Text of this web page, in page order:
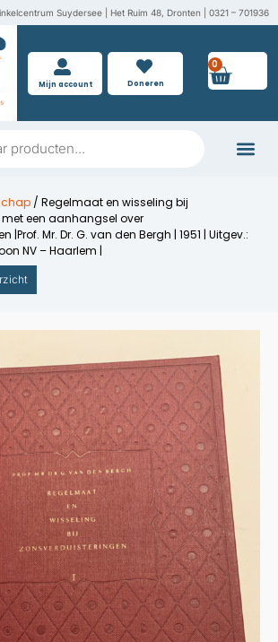
Suydersee | Het Ruim 48, Dronten | 0321 – 701936
Mijn account Doneren
0
/ Regelmaat en wisseling bij
een aanhangsel over
Mr. Dr. G. van den Bergh | 1951 | Uitgev.:
NV – Haarlem |